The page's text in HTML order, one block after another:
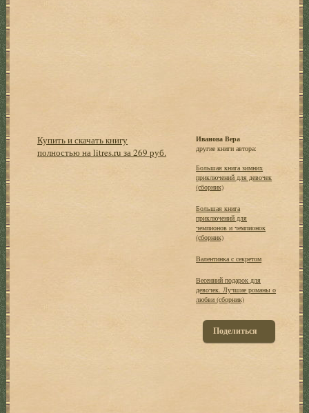
Купить и скачать книгу
полностью на litres.ru за 269 руб.
Иванова Вера
другие книги автора:
Большая книга зимних
приключений для девочек
(сборник)
Большая книга
приключений для
чемпионов и чемпионок
(сборник)
Валентинка с секретом
Весенний подарок для
девочек. Лучшие романы о
любви (сборник)
Поделиться